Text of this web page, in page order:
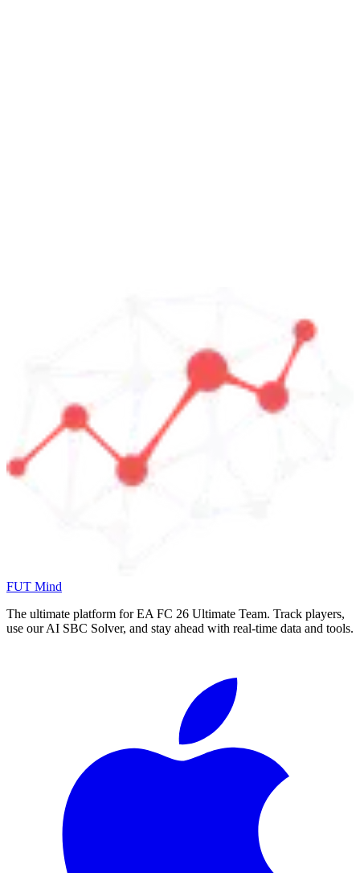
FUT Mind
The ultimate platform for EA FC 26 Ultimate Team. Track players,
use our AI SBC Solver, and stay ahead with real-time data and tools.